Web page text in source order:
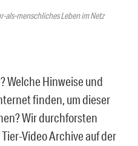
als-menschliches Leben im Netz
Welche Hinweise und
finden, um dieser
Wir durchforsten
Video Archive auf der